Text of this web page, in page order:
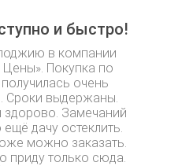
и быстро!
в компании
Цены». Покупка по
очень
Сроки выдержаны.
здорово. Замечаний
дачу остеклить.
можно заказать.
приду только сюда.